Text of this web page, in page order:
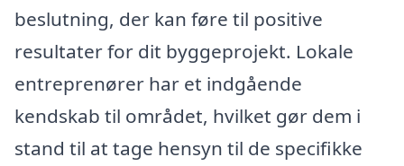
beslutning, der kan føre til positive
resultater for dit byggeprojekt. Lokale
entreprenører har et indgående
kendskab til området, hvilket gør dem i
stand til at tage hensyn til de specifikke